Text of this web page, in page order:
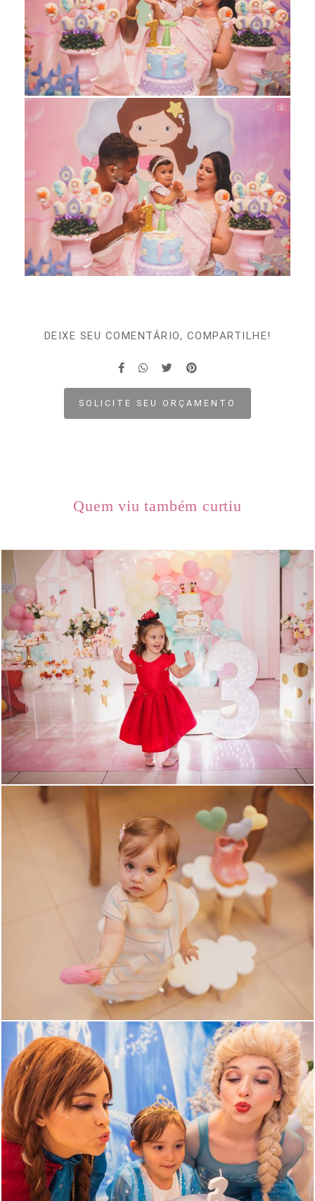
DEIXE SEU COMENTÁRIO, COMPARTILHE!
SOLICITE SEU ORÇAMENTO
Quem viu também curtiu
1509 37
2463 8
815 0